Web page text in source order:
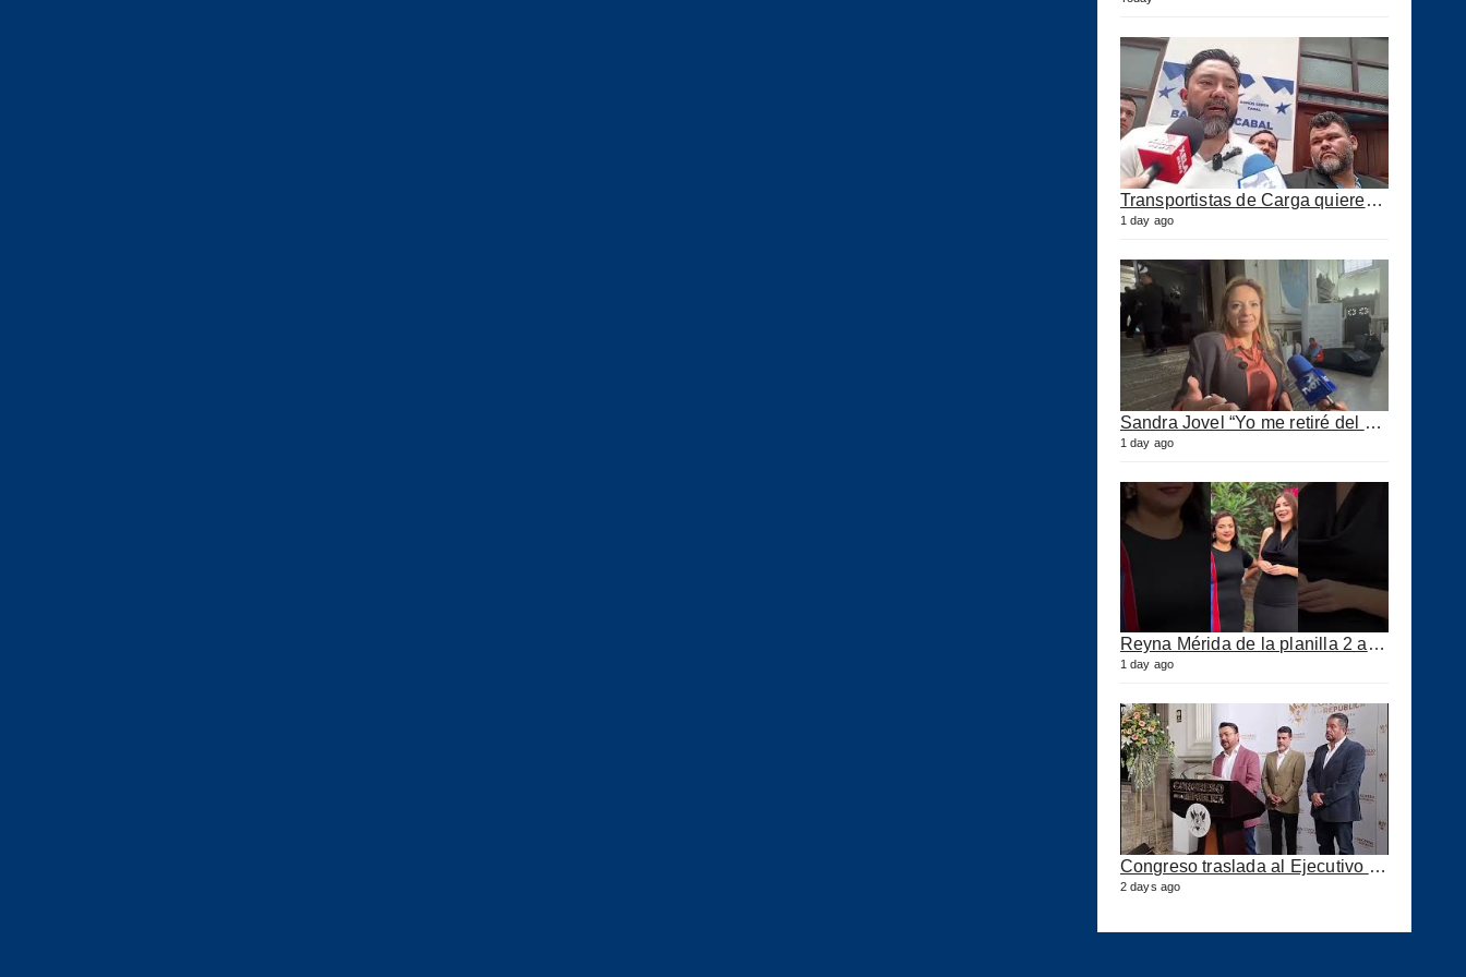
Transportistas de Carga quieren Precio Tope a los combustibles
1 day ago
Sandra Jovel “Yo me retiré del Partido Fuerza”
1 day ago
Reyna Mérida de la planilla 2 agradeció a los CPA por su confianza
1 day ago
Congreso traslada al Ejecutivo las reformas a la Ley del IUSI tras firma del Decreto 18-2026
2 days ago